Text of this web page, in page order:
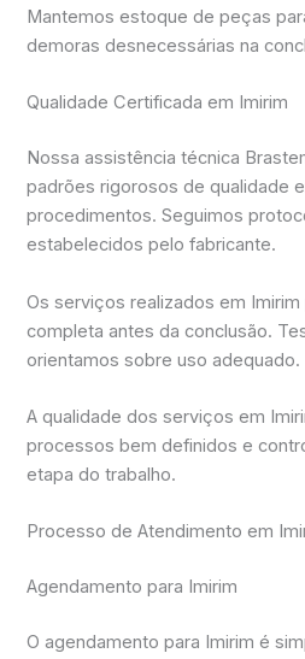
Mantemos estoque de peças
demoras desnecessárias na
Qualidade Certificada em Imirim
Nossa assistência técnica
padrões rigorosos de qualidade
procedimentos. Seguimos
estabelecidos pelo fabricante.
Os serviços realizados em
completa antes da conclusão.
orientamos sobre uso adequado.
A qualidade dos serviços em
processos bem definidos e
etapa do trabalho.
Processo de Atendimento em
Agendamento para Imirim
O agendamento para Imirim é